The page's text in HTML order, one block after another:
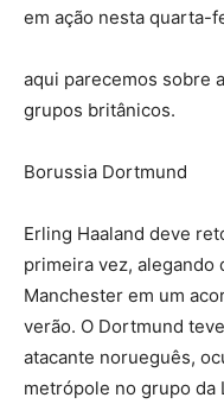
em ação nesta quarta-
aqui parecemos sobre
grupos britânicos.
Borussia Dortmund
Erling Haaland deve
primeira vez, alegando
Manchester em um
verão. O Dortmund
atacante norueguês,
metrópole no grupo da